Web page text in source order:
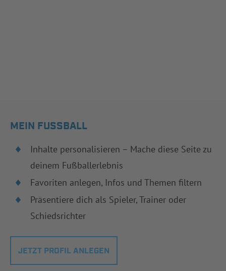
MEIN FUSSBALL
Inhalte personalisieren – Mache diese Seite zu
deinem Fußballerlebnis
Favoriten anlegen, Infos und Themen filtern
Präsentiere dich als Spieler, Trainer oder
Schiedsrichter
JETZT PROFIL ANLEGEN